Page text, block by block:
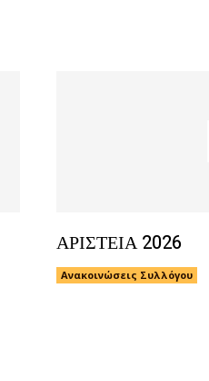
ΑΡΙΣΤΕΙΑ 2026
Ανακοινώσεις Συλλόγου